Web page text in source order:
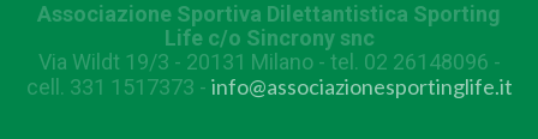
Associazione Sportiva Dilettantistica Sporting
Life c/o Sincrony snc
Via Wildt 19/3 - 20131 Milano - tel. 02 26148096 -
cell. 331 1517373 - info@associazionesportinglife.it